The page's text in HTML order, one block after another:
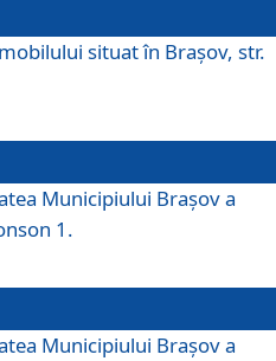
situat în Brașov, str.
Municipiului Brașov a
1.
Municipiului Brașov a